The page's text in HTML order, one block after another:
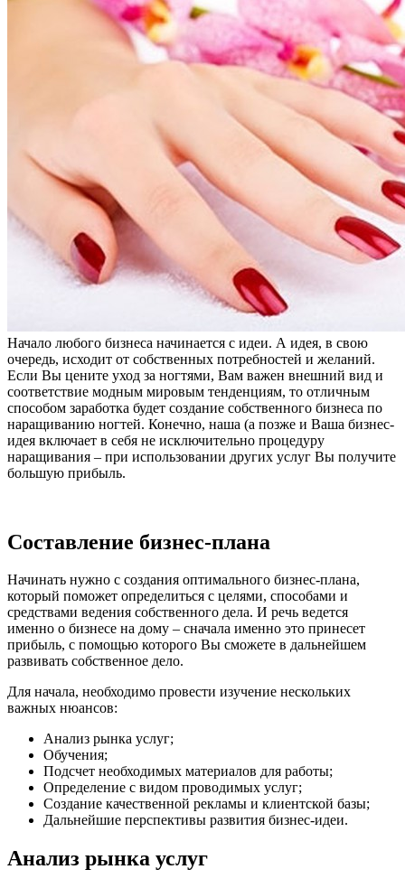
Начало любого бизнеса начинается с идеи. А идея, в свою
очередь, исходит от собственных потребностей и желаний.
Если Вы цените уход за ногтями, Вам важен внешний вид и
соответствие модным мировым тенденциям, то отличным
способом заработка будет создание собственного бизнеса по
наращиванию ногтей. Конечно, наша (а позже и Ваша бизнес-
идея включает в себя не исключительно процедуру
наращивания – при использовании других услуг Вы получите
большую прибыль.
Составление бизнес-плана
Начинать нужно с создания оптимального бизнес-плана,
который поможет определиться с целями, способами и
средствами ведения собственного дела. И речь ведется
именно о бизнесе на дому – сначала именно это принесет
прибыль, с помощью которого Вы сможете в дальнейшем
развивать собственное дело.
Для начала, необходимо провести изучение нескольких
важных нюансов:
Анализ рынка услуг;
Обучения;
Подсчет необходимых материалов для работы;
Определение с видом проводимых услуг;
Создание качественной рекламы и клиентской базы;
Дальнейшие перспективы развития бизнес-идеи.
Анализ рынка услуг